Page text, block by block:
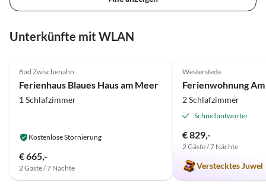
Unterkünfte mit WLAN
Bad Zwischenahn
Ferienhaus Blaues Haus am Meer
1 Schlafzimmer
Kostenlose Stornierung
€ 665,-
2 Gäste / 7 Nächte
Westerstede
2 Schlafzimmer
Schnellantworter
€ 829,-
2 Gäste / 7 Nächte
Verstecktes Juwel